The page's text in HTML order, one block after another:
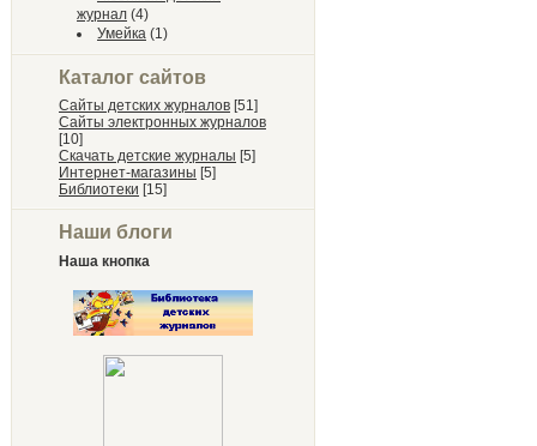
журнал (4)
Умейка (1)
Каталог сайтов
Сайты детских журналов [51]
Сайты электронных журналов
[10]
Скачать детские журналы [5]
Интернет-магазины [5]
Библиотеки [15]
Наши блоги
Наша кнопка